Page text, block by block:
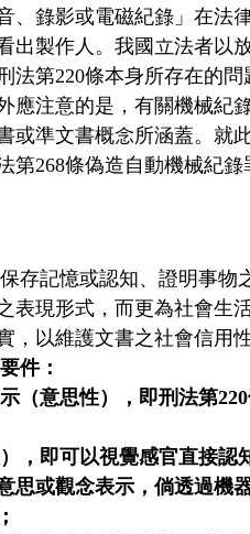
、錄影或電磁紀錄」在法
出製作人。我國立法者以
法第220條本身所存在的
應注意的是，有關機械紀
或準文書概念所涵蓋。就
第268條偽造自動機械紀
存記憶或認知、證明事物
表現形式，而更為社會生
以維護文書之社會信用性
件：
（意思性），即刑法第
，即可以視覺感官直接
思或觀念表示，倘透過機